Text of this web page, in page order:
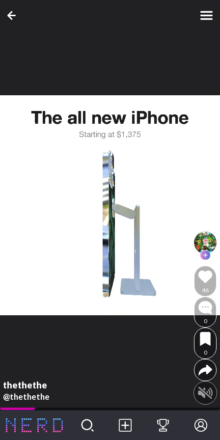
thethethe
@thethethe
46
0
0